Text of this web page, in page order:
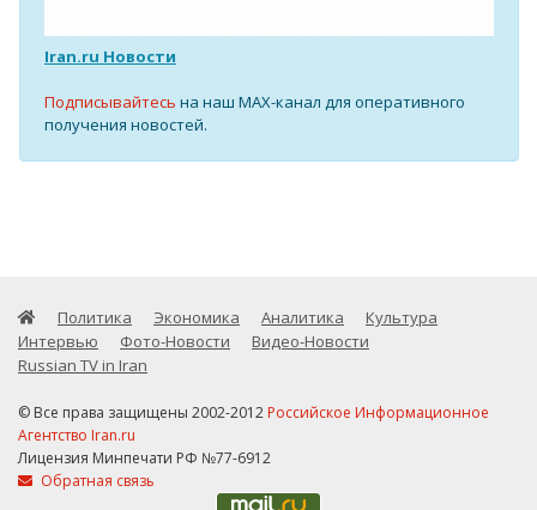
Iran.ru Новости
Подписывайтесь на наш MAX-канал для оперативного
получения новостей.
Политика Экономика Аналитика
Культура
Интервью
Фото-Новости
Видео-Новости
Russian TV in Iran
© Все права защищены 2002-2012 Российское Информационное
Агентство Iran.ru
Лицензия Минпечати РФ №77-6912
Обратная связь